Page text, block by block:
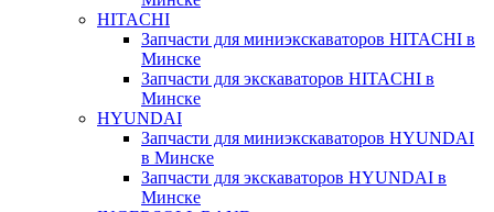
HITACHI
Запчасти для миниэкскаваторов HITACHI в
Минске
Запчасти для экскаваторов HITACHI в
Минске
HYUNDAI
Запчасти для миниэкскаваторов HYUNDAI
в Минске
Запчасти для экскаваторов HYUNDAI в
Минске